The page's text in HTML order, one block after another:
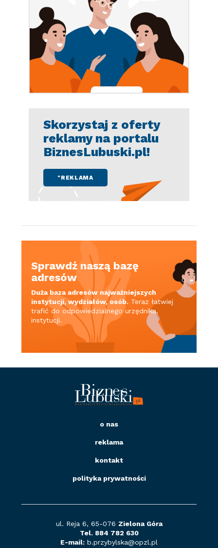
Skorzystaj z oferty
reklamy na portalu
BiznesLubuski.pl!
"REKLAMA
Sprawdź naszą bazę
adresów
Duża baza adresów najważniejszych
instytucji, wydziałów, osób. Teraz łatwiej
trafić do odpowiedzialnego urzędnika,
instytucji.
o nas
reklama
kontakt
polityka prywatności
ul. Reja 6, 65-076 Zielona Góra
Tel. 884 782 630
E-mail: b.przybylska@opzl.pl